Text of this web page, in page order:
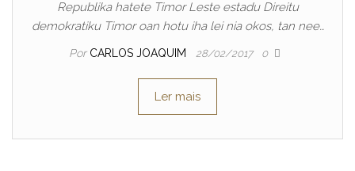
Republika hatete Timor Leste estadu Direitu
demokratiku Timor oan hotu iha lei nia okos, tan nee…
Por CARLOS JOAQUIM 28/02/2017 0
Ler mais